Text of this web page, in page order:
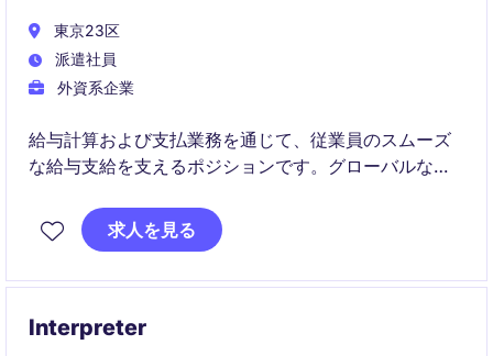
東京23区
派遣社員
外資系企業
給与計算および支払業務を通じて、従業員のスムーズ
な給与支給を支えるポジションです。グローバルなプ
がらペイロール業務の経験を深めることができます。
求人を見る
Interpreter